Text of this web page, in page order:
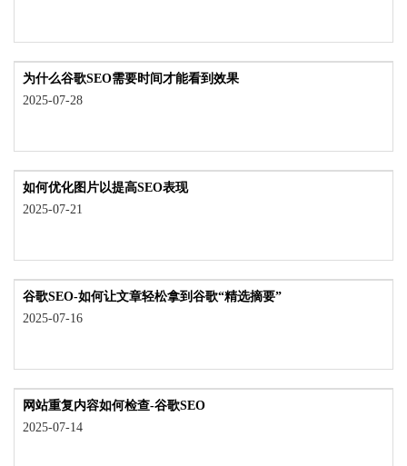
为什么谷歌SEO需要时间才能看到效果
2025-07-28
如何优化图片以提高SEO表现
2025-07-21
谷歌SEO-如何让文章轻松拿到谷歌“精选摘要”
2025-07-16
网站重复内容如何检查-谷歌SEO
2025-07-14